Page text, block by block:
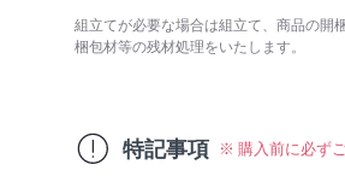
組立てが必要な場合は組立て、商品の開
梱包材等の残材処理をいたします。
特記事項 ※ 購入前に必ず